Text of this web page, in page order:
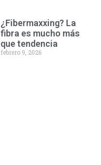
¿Fibermaxxing? La
fibra es mucho más
que tendencia
febrero 9, 2026